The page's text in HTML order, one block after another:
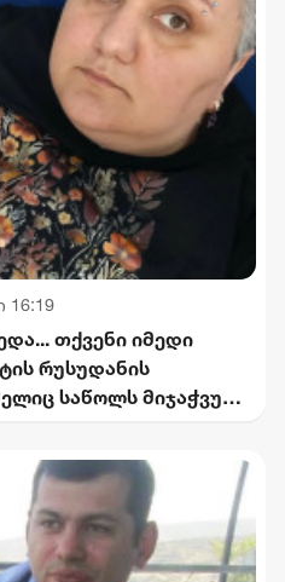
16:19
თქვენი იმედი
რუსუდანის
საწოლს მიჯაჭვულ